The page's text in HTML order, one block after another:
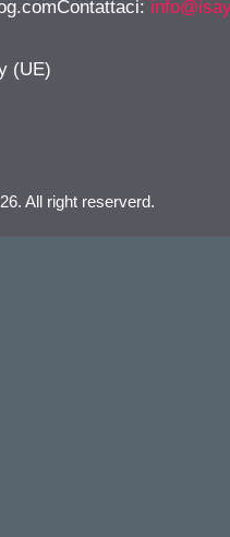
:
(UE)
All right reserverd.